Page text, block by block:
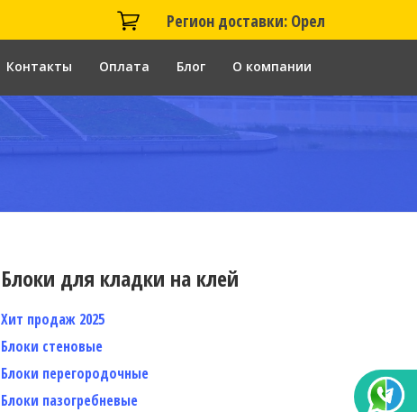
Регион доставки: Орел
Контакты Оплата Блог О компании
Блоки для кладки на клей
Хит продаж 2025
Блоки стеновые
Блоки перегородочные
Блоки пазогребневые